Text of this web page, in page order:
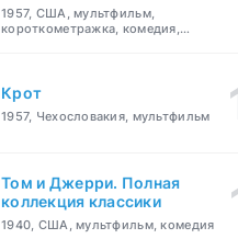
1957, США, мультфильм,
короткометражка, комедия,
Крот
1957, Чехословакия, мультфильм
Том и Джерри. Полная
коллекция классики
1940, США, мультфильм, комедия